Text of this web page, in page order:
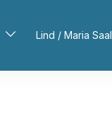
Lind / Maria Saal